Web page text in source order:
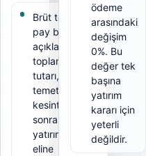
Brüt temettü
pay başına
açıklanan
toplam
tutarı, net
temettü ise
kesintiler
sonrası
yatırımcının
eline
ödeme
arasındaki
değişim
0%. Bu
değer tek
başına
yatırım
kararı için
yeterli
değildir.